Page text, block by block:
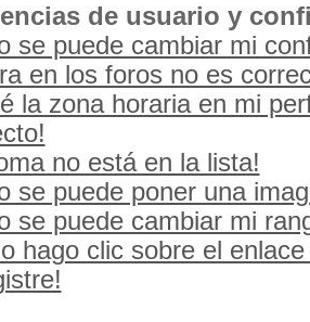
de usuario y
se puede cambiar mi
en los foros no es
la zona horaria en mi
no está en la lista!
se puede poner una
se puede cambiar mi
hago clic sobre el